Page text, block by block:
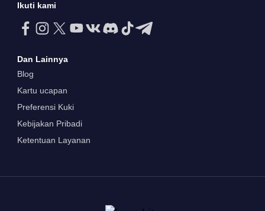
Ikuti kami
Dan Lainnya
Blog
Kartu ucapan
Preferensi Kuki
Kebijakan Pribadi
Ketentuan Layanan